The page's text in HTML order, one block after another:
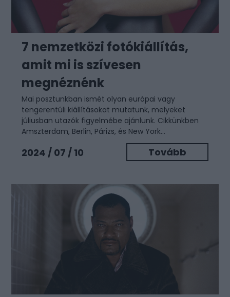
7 nemzetközi fotókiállítás,
amit mi is szívesen
megnéznénk
Mai posztunkban ismét olyan európai vagy
tengerentúli kiállításokat mutatunk, melyeket
júliusban utazók figyelmébe ajánlunk. Cikkünkben
Amszterdam, Berlin, Párizs, és New York...
2024 / 07 / 10 Tovább